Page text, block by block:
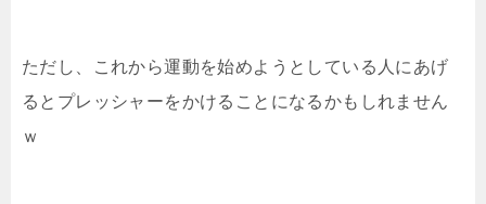
ただし、これから運動を始めようとしている人にあげ
るとプレッシャーをかけることになるかもしれません
ｗ